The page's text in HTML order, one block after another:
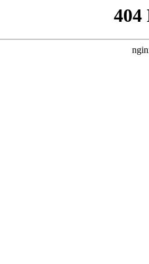
404